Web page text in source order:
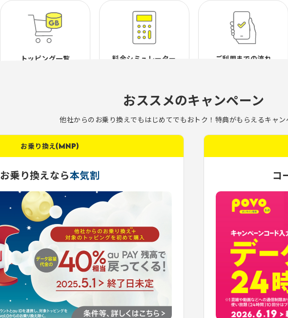
トッピング一覧 料金シミュレーター ご利用までの流れ
おススメのキャンペーン
他社からのお乗り換えでもはじめてでもおトク！特典がもらえるキャン
お乗り換え(MNP)
お乗り換えなら本気割 コ